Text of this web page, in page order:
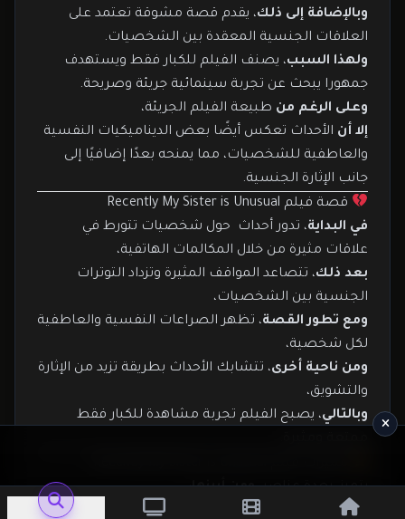
وبالإضافة إلى ذلك، يقدم قصة مشوقة تعتمد على
العلاقات الجنسية المعقدة بين الشخصيات.
ولهذا السبب، يصنف الفيلم للكبار فقط ويستهدف
جمهورا يبحث عن تجربة سينمائية جريئة وصريحة.
وعلى الرغم من طبيعة الفيلم الجريئة،
إلا أن الأحداث تعكس أيضًا بعض الديناميكيات النفسية
والعاطفية للشخصيات، مما يمنحه بعدًا إضافيًا إلى
جانب الإثارة الجنسية.
قصة فيلم Recently My Sister is Unusual
في البداية، تدور أحداث حول شخصيات تتورط في
علاقات مثيرة من خلال المكالمات الهاتفية،
بعد ذلك، تتصاعد المواقف المثيرة وتزداد التوترات
الجنسية بين الشخصيات،
ومع تطور القصة، تظهر الصراعات النفسية والعاطفية
لكل شخصية،
ومن ناحية أخرى، تتشابك الأحداث بطريقة تزيد من الإثارة
والتشويق،
وبالتالي، يصبح الفيلم تجربة مشاهدة للكبار فقط
يتميز بعدة عناصر،ومن أبرزها:
قصة جريئة تجمع بين الإثارة النفسية والجنسية